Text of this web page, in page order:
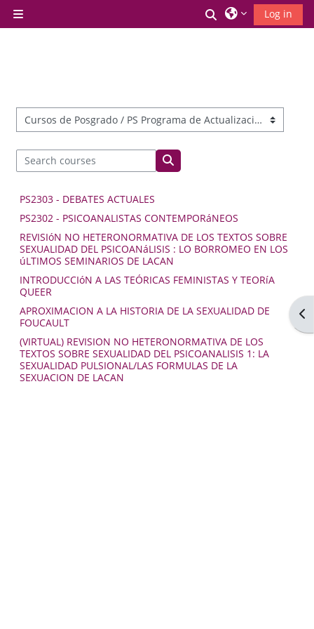
Side panel
Toggle search
Log in
Course categories
Search courses
Search courses
PS2303 - DEBATES ACTUALES
PS2302 - PSICOANALISTAS CONTEMPORáNEOS
REVISIóN NO HETERONORMATIVA DE LOS TEXTOS SOBRE
SEXUALIDAD DEL PSICOANáLISIS : LO BORROMEO EN LOS
úLTIMOS SEMINARIOS DE LACAN
INTRODUCCIóN A LAS TEÓRICAS FEMINISTAS Y TEORíA
QUEER
APROXIMACION A LA HISTORIA DE LA SEXUALIDAD DE
FOUCAULT
(VIRTUAL) REVISION NO HETERONORMATIVA DE LOS
TEXTOS SOBRE SEXUALIDAD DEL PSICOANALISIS 1: LA
SEXUALIDAD PULSIONAL/LAS FORMULAS DE LA
SEXUACION DE LACAN